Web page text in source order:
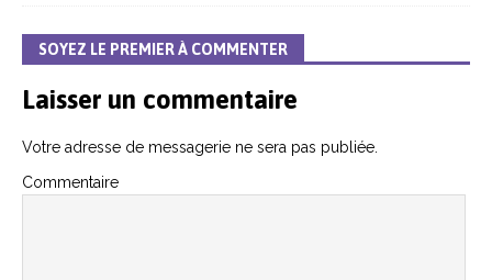
SOYEZ LE PREMIER À COMMENTER
Laisser un commentaire
Votre adresse de messagerie ne sera pas publiée.
Commentaire